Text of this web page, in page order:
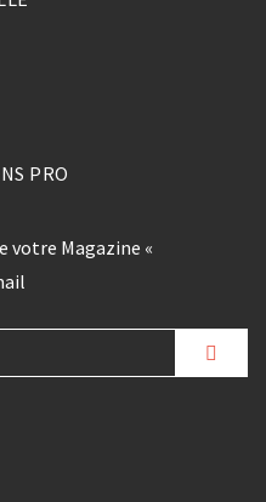
PRO
votre Magazine «